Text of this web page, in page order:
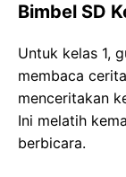
Bimbel SD
Untuk kelas 1,
membaca
menceritakan
Ini melatih
berbicara.